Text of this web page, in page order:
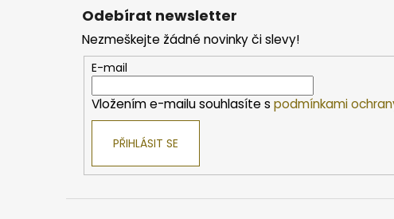
Odebírat newsletter
Nezmeškejte žádné novinky či slevy!
E-mail
Vložením e-mailu souhlasíte s podmínkami
PŘIHLÁSIT SE